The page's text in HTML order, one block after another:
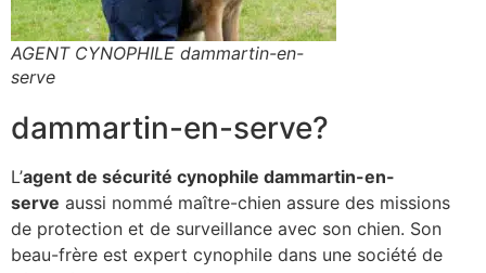
AGENT CYNOPHILE dammartin-en-
serve
dammartin-en-serve?
L’agent de sécurité cynophile dammartin-en-
serve aussi nommé maître-chien assure des missions
de protection et de surveillance avec son chien. Son
beau-frère est expert cynophile dans une société de